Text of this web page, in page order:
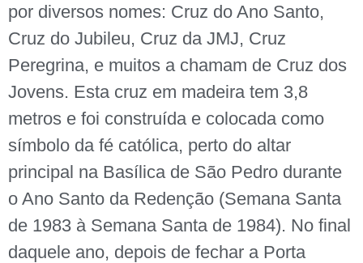
por diversos nomes: Cruz do Ano Santo,
Cruz do Jubileu, Cruz da JMJ, Cruz
Peregrina, e muitos a chamam de Cruz dos
Jovens. Esta cruz em madeira tem 3,8
metros e foi construída e colocada como
símbolo da fé católica, perto do altar
principal na Basílica de São Pedro durante
o Ano Santo da Redenção (Semana Santa
de 1983 à Semana Santa de 1984). No final
daquele ano, depois de fechar a Porta